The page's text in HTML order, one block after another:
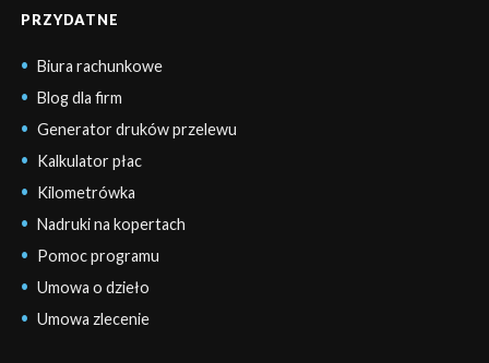
PRZYDATNE
Biura rachunkowe
Blog dla firm
Generator druków przelewu
Kalkulator płac
Kilometrówka
Nadruki na kopertach
Pomoc programu
Umowa o dzieło
Umowa zlecenie